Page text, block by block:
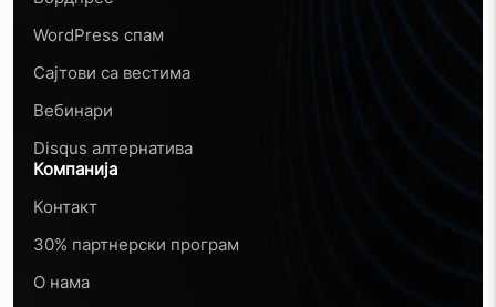
WordPress спам
Сајтови са вестима
Вебинари
Disqus алтернатива
Компанија
Контакт
30% партнерски програм
О нама